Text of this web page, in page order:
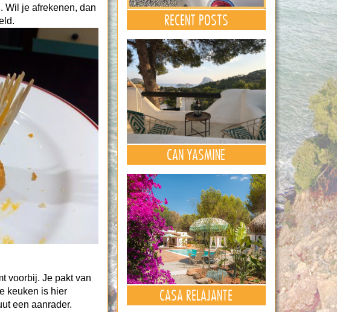
Wil je afrekenen, dan
voorbij. Je pakt van
keuken is hier
een aanrader.
RECENT POSTS
CAN YASMINE
CASA RELAJANTE